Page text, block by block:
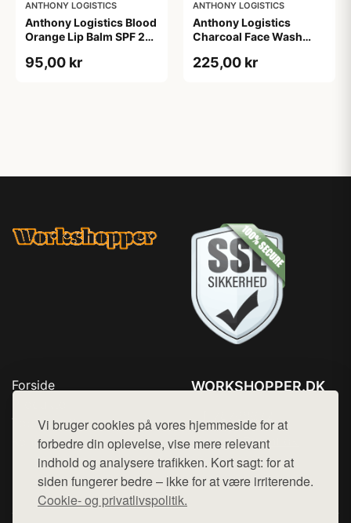
Vi bruger cookies på vores hjemmeside for at
forbedre din oplevelse, vise mere relevant
indhold og analysere trafikken. Kort sagt: for at
siden fungerer bedre – ikke for at være irriterende.
Cookie- og privatlivspolitik.
ANTHONY LOGISTICS
Anthony Logistics Blood
Orange Lip Balm SPF 25
95,00 kr
ANTHONY LOGISTICS
Anthony Logistics
Charcoal Face Wash
225,00 kr
Forside
Top Rabatter
Kontakt
WORKSHOPPER.DK
Mail: hej@want.dk
Cookie- og privatlivspolitik